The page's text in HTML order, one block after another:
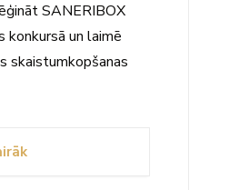
SANERIBOX
un laimē
skaistumkopšanas